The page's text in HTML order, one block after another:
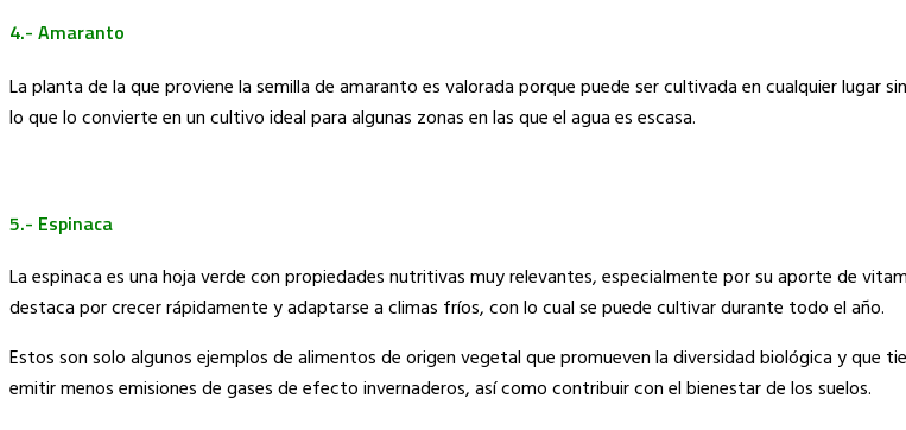
4.- Amaranto
La planta de la que proviene la semilla de amaranto es valorada porque puede ser cultivada en cualquier lugar
lo que lo convierte en un cultivo ideal para algunas zonas en las que el agua es escasa.
5.- Espinaca
La espinaca es una hoja verde con propiedades nutritivas muy relevantes, especialmente por su aporte de
destaca por crecer rápidamente y adaptarse a climas fríos, con lo cual se puede cultivar durante todo el año.
Estos son solo algunos ejemplos de alimentos de origen vegetal que promueven la diversidad biológica y que
emitir menos emisiones de gases de efecto invernaderos, así como contribuir con el bienestar de los suelos.